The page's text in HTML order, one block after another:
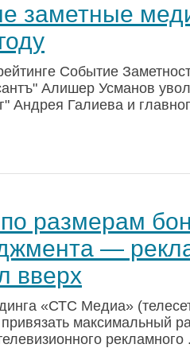
заметные
Событие
Алишер Усманов
Андрея Галиева и
размерам
—
вверх
«СТС Медиа»
максимальный
рекламного